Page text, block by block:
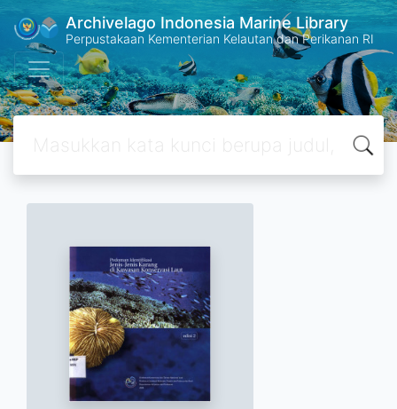
Archivelago Indonesia Marine Library
Perpustakaan Kementerian Kelautan dan Perikanan RI